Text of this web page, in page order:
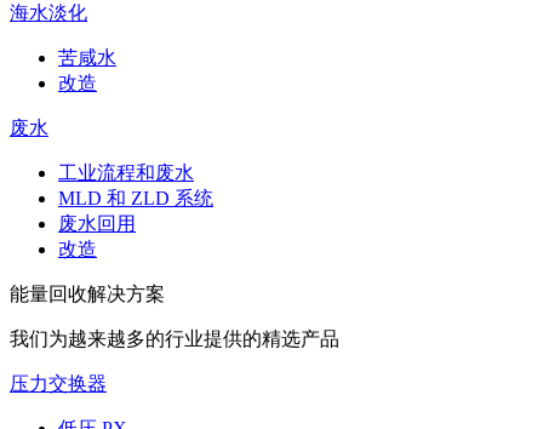
海水淡化
苦咸水
改造
废水
工业流程和废水
MLD 和 ZLD 系统
废水回用
改造
能量回收解决方案
我们为越来越多的行业提供的精选产品
压力交换器